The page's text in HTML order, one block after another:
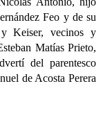
Feo y de su
Keiser, vecinos y
Matías Prieto,
del parentesco
de Acosta Perera